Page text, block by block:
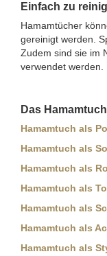
Einfach zu
Hamamtücher
gereinigt werden.
Zudem sind sie im
verwendet werden.
Das
Hamamtuch als
Hamamtuch als
Hamamtuch als
Hamamtuch als
Hamamtuch als
Hamamtuch als
Hamamtuch als